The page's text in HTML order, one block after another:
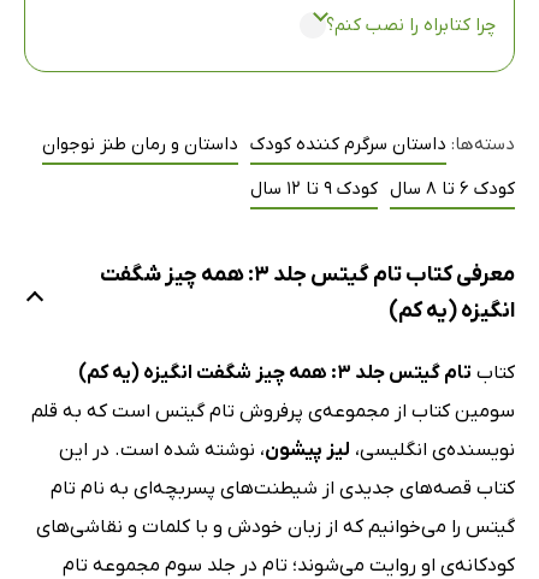
چرا کتابراه را نصب کنم؟
دسته‌ها: داستان سرگرم کننده کودک داستان و رمان طنز نوجوان
کودک 6 تا 8 سال
کودک 9 تا 12 سال
معرفی کتاب تام گیتس جلد 3: همه چیز شگفت
انگیزه (یه کم)
کتاب تام گیتس جلد 3: همه چیز شگفت انگیزه (یه کم)
سومین کتاب از مجموعه‌ی پرفروش تام گیتس است که به قلم
نویسنده‌ی انگلیسی، لیز پیشون، نوشته شده است. در این
کتاب قصه‌های جدیدی از شیطنت‌های پسربچه‌ای به نام تام
گیتس را می‌خوانیم که از زبان خودش و با کلمات و نقاشی‌های
کودکانه‌ی او روایت می‌شوند؛ تام در جلد سوم مجموعه تام